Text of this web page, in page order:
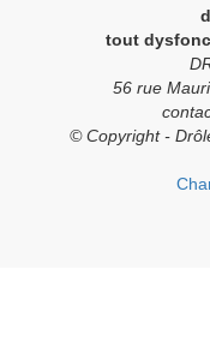
tout
56 rue
© Copyright -